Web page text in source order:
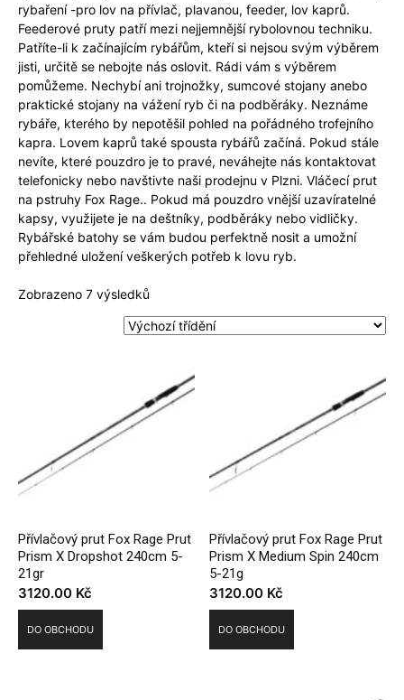
rybaření -pro lov na přívlač, plavanou, feeder, lov kaprů.
Feederové pruty patří mezi nejjemnější rybolovnou techniku.
Patříte-li k začínajícím rybářům, kteří si nejsou svým výběrem
jisti, určitě se nebojte nás oslovit. Rádi vám s výběrem
pomůžeme. Nechybí ani trojnožky, sumcové stojany anebo
praktické stojany na vážení ryb či na podběráky. Neznáme
rybáře, kterého by nepotěšil pohled na pořádného trofejního
kapra. Lovem kaprů také spousta rybářů začíná. Pokud stále
nevíte, které pouzdro je to pravé, neváhejte nás kontaktovat
telefonicky nebo navštivte naši prodejnu v Plzni. Vláčecí prut
na pstruhy Fox Rage.. Pokud má pouzdro vnější uzavíratelné
kapsy, využijete je na deštníky, podběráky nebo vidličky.
Rybářské batohy se vám budou perfektně nosit a umožní
přehledné uložení veškerých potřeb k lovu ryb.
Zobrazeno 7 výsledků
Přívlačový prut Fox Rage Prut
Prism X Dropshot 240cm 5-
21gr
3120.00 Kč
DO OBCHODU
Přívlačový prut Fox Rage Prut
Prism X Medium Spin 240cm
5-21g
3120.00 Kč
DO OBCHODU